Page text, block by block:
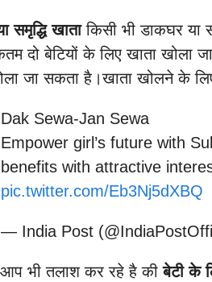
समृद्धि खाताकिसी भी डाकघर या
दो बेटियों के लिए खाता खोला
जा सकता है।खाता खोलने के
Dak Sewa-Jan Sewa
Empower girl’s future with
benefits with attractive
pic.twitter.com/Eb3Nj5dXBQ
— India Post
भी तलाश कर रहे है कीबेटी के